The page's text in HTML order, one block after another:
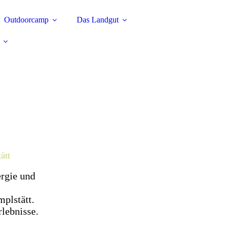
Outdoorcamp Das Landgut
und